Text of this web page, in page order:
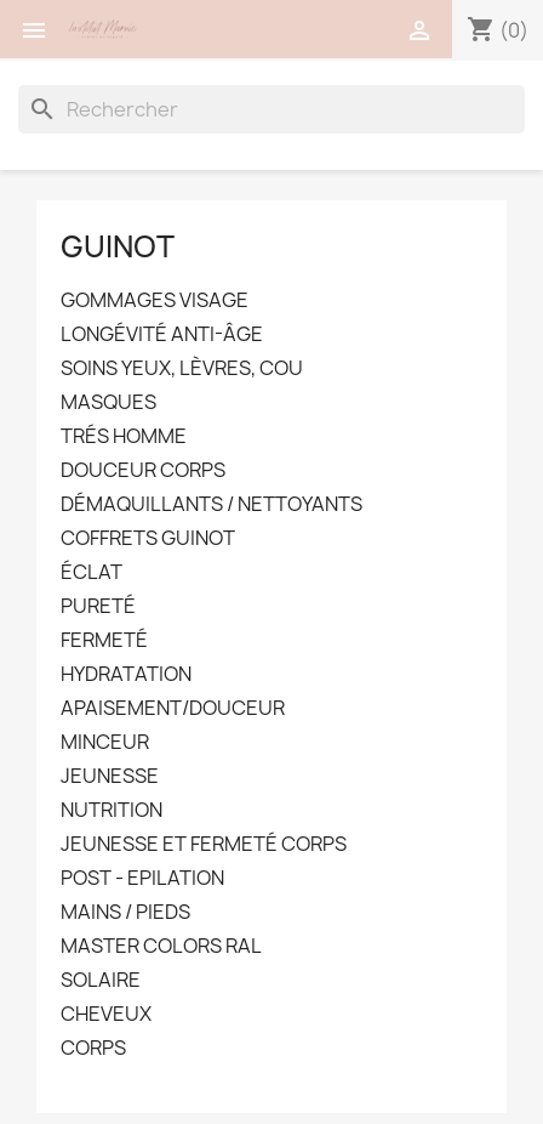
 shopping_cart (0)

search
GUINOT
GOMMAGES VISAGE
LONGÉVITÉ ANTI-ÂGE
SOINS YEUX, LÈVRES, COU
MASQUES
TRÉS HOMME
DOUCEUR CORPS
DÉMAQUILLANTS / NETTOYANTS
COFFRETS GUINOT
ÉCLAT
PURETÉ
FERMETÉ
HYDRATATION
APAISEMENT/DOUCEUR
MINCEUR
JEUNESSE
NUTRITION
JEUNESSE ET FERMETÉ CORPS
POST - EPILATION
MAINS / PIEDS
MASTER COLORS RAL
SOLAIRE
CHEVEUX
CORPS